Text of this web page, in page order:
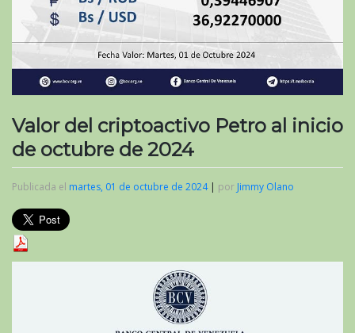
Valor del criptoactivo Petro al inicio
de octubre de 2024
Publicada el martes, 01 de octubre de 2024| por Jimmy Olano